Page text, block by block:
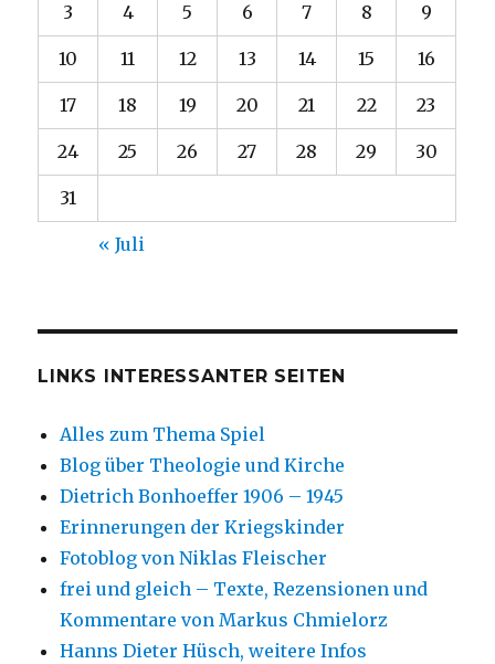
3 4 5 6 7 8 9
10 11 12 13 14 15 16
17 18 19 20 21 22 23
24 25 26 27 28 29 30
31
« Juli
LINKS INTERESSANTER SEITEN
Alles zum Thema Spiel
Blog über Theologie und Kirche
Dietrich Bonhoeffer 1906 – 1945
Erinnerungen der Kriegskinder
Fotoblog von Niklas Fleischer
frei und gleich – Texte, Rezensionen und
Kommentare von Markus Chmielorz
Hanns Dieter Hüsch, weitere Infos